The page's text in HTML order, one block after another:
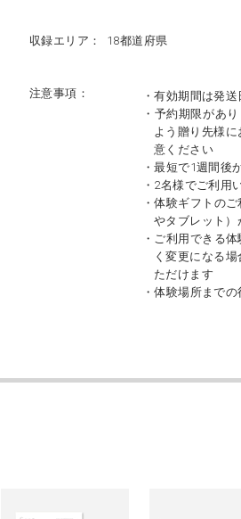
収録エリア： 18都道府県
注意事項：
・有効期間は発
・予約期限があ
よう贈り先様
意ください
・最短で1週間後
・2名様でご利用
・体験ギフトの
やタブレット）
・ご利用できる
く変更になる
ただけます
・体験場所まで